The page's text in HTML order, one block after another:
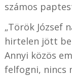
számos
„Török József
hirtelen jött
Annyi közös
felfogni, nincs